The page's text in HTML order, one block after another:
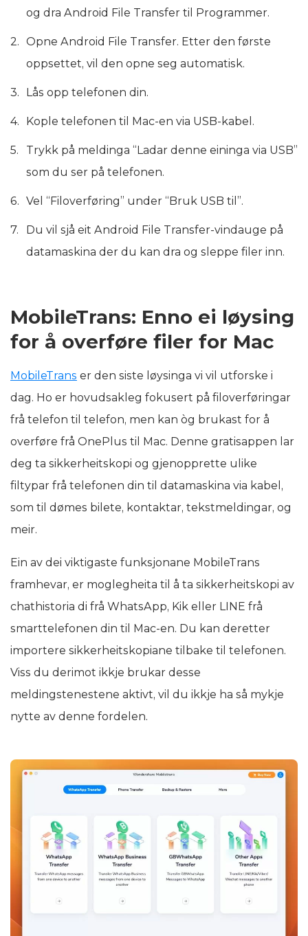
og dra Android File Transfer til Programmer.
Opne Android File Transfer. Etter den første
oppsettet, vil den opne seg automatisk.
Lås opp telefonen din.
Kople telefonen til Mac-en via USB-kabel.
Trykk på meldinga “Ladar denne eininga via USB”
som du ser på telefonen.
Vel “Filoverføring” under “Bruk USB til”.
Du vil sjå eit Android File Transfer-vindauge på
datamaskina der du kan dra og sleppe filer inn.
MobileTrans: Enno ei løysing
for å overføre filer for Mac
MobileTrans er den siste løysinga vi vil utforske i
dag. Ho er hovudsakleg fokusert på filoverføringar
frå telefon til telefon, men kan òg brukast for å
overføre frå OnePlus til Mac. Denne gratisappen lar
deg ta sikkerheitskopi og gjenopprette ulike
filtypar frå telefonen din til datamaskina via kabel,
som til dømes bilete, kontaktar, tekstmeldingar, og
meir.
Ein av dei viktigaste funksjonane MobileTrans
framhevar, er moglegheita til å ta sikkerheitskopi av
chathistoria di frå WhatsApp, Kik eller LINE frå
smarttelefonen din til Mac-en. Du kan deretter
importere sikkerheitskopiane tilbake til telefonen.
Viss du derimot ikkje brukar desse
meldingstenestene aktivt, vil du ikkje ha så mykje
nytte av denne fordelen.